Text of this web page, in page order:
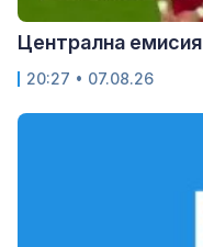
Централна емисия
20:27 • 07.08.26